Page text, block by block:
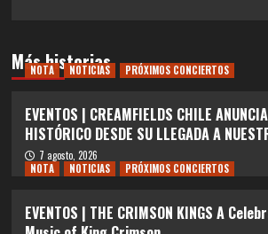
Más historias
NOTA NOTICIAS PRÓXIMOS CONCIERTOS
EVENTOS | CREAMFIELDS CHILE
HISTÓRICO DESDE SU LLEGADA A
7 agosto, 2026
NOTA
NOTICIAS PRÓXIMOS CONCIERTOS
EVENTOS | THE CRIMSON KINGS A